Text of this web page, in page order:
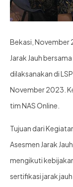
Bekasi, November
Jarak Jauh
dilaksanakan di
November 2023.
tim NAS Online.
Tujuan dari
Asesmen Jarak
mengikuti
sertifikasi jarak